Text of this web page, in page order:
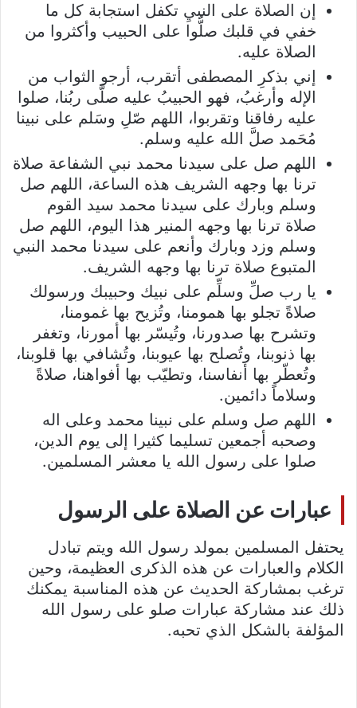
إن الصلاة على النبيِ تكفل استجابة كل ما
خفي في قلبك صلُّوا على الحبيب وأكثروا من
الصلاة عليه.
إني بذكرِ المصطفى أتقرب، أرجو الثواب من
الإله وأرغبُ، فهو الحبيبُ عليه صلَّى ربُنا، صلوا
عليه رفاقنا وتقربوا، اللهم صّلِ وسَلم على نبينا
مُحَمد صلَّ الله عليه وسلم.
اللهم صل على سيدنا محمد نبي الشفاعة صلاة
ترنا بها وجهه الشريف هذه الساعة، اللهم صل
وسلم وبارك على سيدنا محمد سيد القوم
صلاة ترنا بها وجهه المنير هذا اليوم، اللهم صل
وسلم وزد وبارك وأنعم على سيدنا محمد النبي
المتبوع صلاة ترنا بها وجهه الشريف.
يا رب صلِّ وسلِّم على نبيك وحبيبك ورسولك
صلاةً تجلو بها همومنا، وتُزيح بها غمومنا،
وتشرح بها صدورنا، وتُيسّر بها أمورنا، وتغفر
بها ذنوبنا، وتُصلح بها عيوبنا، وتُشافي بها قلوبنا،
وتُعطّر بها أنفاسنا، وتطيّب بها أفواهنا، صلاةً
وسلاماً دائمين.
اللهم صل وسلم على نبينا محمد وعلى اله
وصحبه أجمعين تسليما كثيرا إلى يوم الدين،
صلوا على رسول الله يا معشر المسلمين.
عبارات عن الصلاة على الرسول
يحتفل المسلمين بمولد رسول الله ويتم تبادل
الكلام والعبارات عن هذه الذكرى العظيمة، وحين
ترغب بمشاركة الحديث عن هذه المناسبة يمكنك
ذلك عند مشاركة عبارات صلو على رسول الله
المؤلفة بالشكل الذي تحبه.